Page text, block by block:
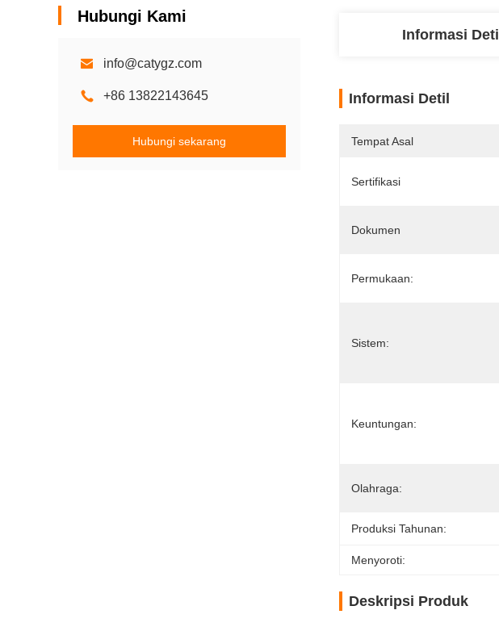
Hubungi Kami
info@catygz.com
+86 13822143645
Hubungi sekarang
Informasi Detil
Informasi Detil
Tempat Asal
Sertifikasi
Dokumen
Permukaan:
Sistem:
Keuntungan:
Olahraga:
Produksi Tahunan:
Menyoroti:
Deskripsi Produk